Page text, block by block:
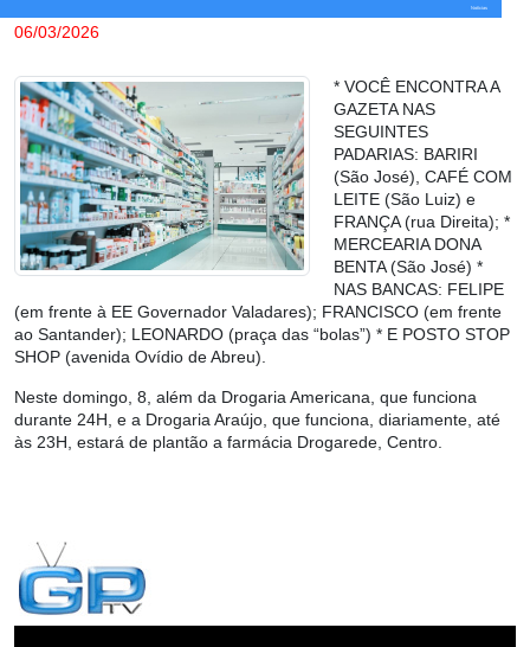
Notícias
06/03/2026
* VOCÊ ENCONTRA A
GAZETA NAS
SEGUINTES
PADARIAS: BARIRI
(São José), CAFÉ COM
LEITE (São Luiz) e
FRANÇA (rua Direita); *
MERCEARIA DONA
BENTA (São José) *
NAS BANCAS: FELIPE
(em frente à EE Governador Valadares); FRANCISCO (em frente
ao Santander); LEONARDO (praça das “bolas”) * E POSTO STOP
SHOP (avenida Ovídio de Abreu).
Neste domingo, 8, além da Drogaria Americana, que funciona
durante 24H, e a Drogaria Araújo, que funciona, diariamente, até
às 23H, estará de plantão a farmácia Drogarede, Centro.